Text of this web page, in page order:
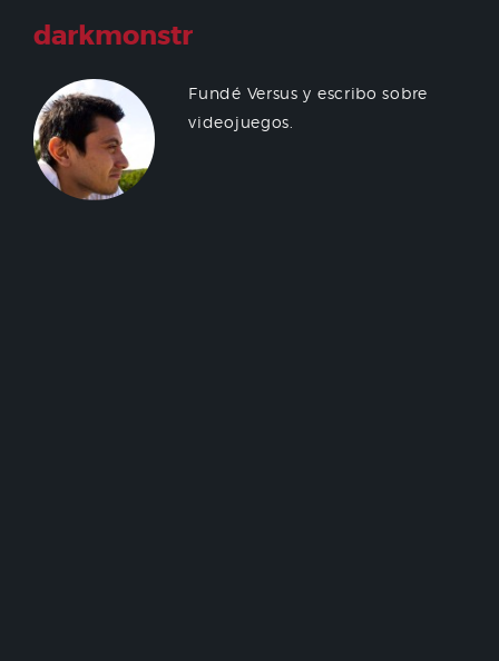
darkmonstr
Fundé Versus y escribo sobre
videojuegos.